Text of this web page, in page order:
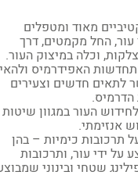
מאוד ומטפלים
החל מקמטים, דרך
וכלה במיצוק העור.
האפידרמיס ולהאיץ
חדשים וצעירים
העור במגוון שיטות
כימיות – בהן
ידי עור, ותרכובות
שטחי ובינוני שמבוצע